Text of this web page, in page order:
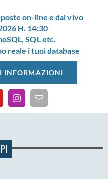
on-line e dal vivo
H. 14:30
SQL etc.
reale i tuoi database
INFORMAZIONI